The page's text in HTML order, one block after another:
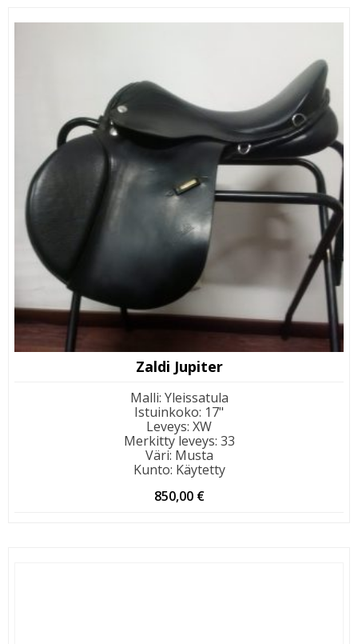
Zaldi Jupiter
Malli: Yleissatula
Istuinkoko: 17"
Leveys: XW
Merkitty leveys: 33
Väri: Musta
Kunto: Käytetty
850,00 €